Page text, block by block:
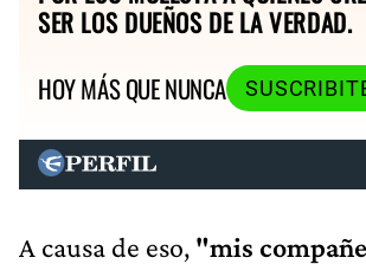
SER LOS DUEÑOS DE LA VERDAD.
HOY MÁS QUE NUNCA
A causa de eso, "mis